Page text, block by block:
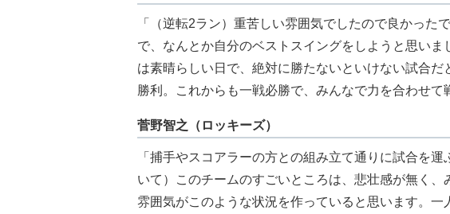
「（逆転2ラン）重苦しい雰囲気でしたので良かった
で、なんとか自分のベストスイングをしようと思いま
は素晴らしい日で、絶対に勝たないといけない試合
勝利。これからも一戦必勝で、みんなで力を合わせて
菅野智之（ロッキーズ）
「捕手やスコアラーの方との組み立て通りに試合を
いて）このチームのすごいところは、悲壮感が無く、
雰囲気がこのような状況を作っていると思います。一